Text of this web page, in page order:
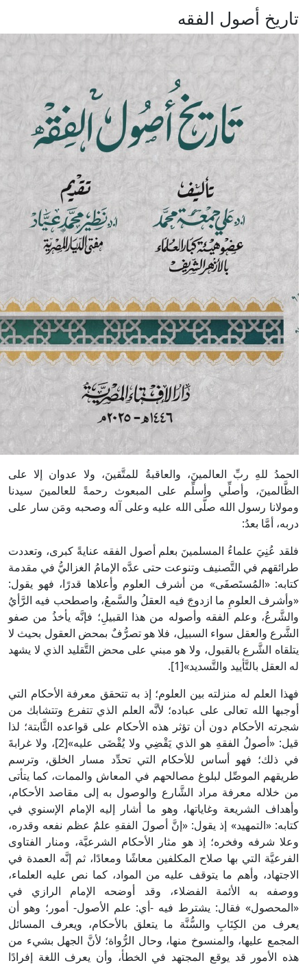
تاريخ أصول الفقه
الحمدُ للهِ ربِّ العالمينَ، والعاقبةُ للمتَّقينَ، ولا عدوان إلا على
الظَّالمينَ، وأصلِّي وأسلِّم على المبعوث رحمةً للعالمينَ سيدنا
ومولانا رسول الله صلَّى الله عليه وعلى آله وصحبه ومَن سار على
دربه، أمَّا بعدُ:
فلقد عُنِيَ علماءُ المسلمينَ بعلم أصول الفقه عنايةً كبرى، وتعددت
طرائقهم في التَّصنيف وتنوعت حتى عدَّه الإمامُ الغزاليُّ في مقدمة
كتابه: «المُستَصفَى» من أشرف العلوم وأعلاها قدرًا، فهو يقول:
«وأشرف العلومِ ما ازدوجَ فيه العقلُ والسَّمعُ، واصطحب فيه الرَّأيُ
والشَّرعُ، وعلم الفقه وأصوله من هذا القبيلِ؛ فإنَّه يأخذُ من صفو
الشَّرع والعقل سواء السبيل، فلا هو تصرُّفٌ بمحض العقول بحيث لا
يتلقاه الشَّرع بالقبول، ولا هو مبني على محض التَّقليد الذي لا يشهد
له العقل بالتَّأييد والتَّسديد»[1].
فهذا العلم له منزلته بين العلوم؛ إذ به تتحقق معرفة الأحكام التي
أوجبها الله تعالى على عباده؛ لأنَّه العلم الذي تتفرع وتتشابك من
شجرته الأحكام دون أن تؤثر هذه الأحكام على قواعده الثَّابتة؛ لذا
قيل: «أصولُ الفقهِ هو الذي يَقْضِي ولا يُقْضَى عليه»[2]، ولا غرابةَ
في ذلك؛ فهو أساس للأحكام التي تحدِّد مسار الخلق، وترسم
طريقهم الموصِّل لبلوغ مصالحهم في المعاش والممات، كما يتأتى
من خلاله معرفة مراد الشَّارع والوصول به إلى مقاصد الأحكام،
وأهداف الشريعة وغاياتها، وهو ما أشار إليه الإمام الإسنوي في
كتابه: «التمهيد» إذ يقول: «إنَّ أصولَ الفقهِ علمٌ عظم نفعه وقدره،
وعلا شرفه وفخره؛ إذ هو مثار الأحكام الشرعيَّة، ومنار الفتاوى
الفرعيَّة التي بها صلاح المكلفين معاشًا ومعادًا، ثم إنَّه العمدة في
الاجتهاد، وأهم ما يتوقف عليه من المواد، كما نص عليه العلماء،
ووصفه به الأئمة الفضلاء، وقد أوضحه الإمام الرازي في
«المحصول» فقال: يشترط فيه -أي: علم الأصول- أمور؛ وهو أن
يعرف من الكِتَابِ والسُّنَّة ما يتعلق بالأحكام، ويعرف المسائل
المجمع عليها، والمنسوخ منها، وحال الرُّواة؛ لأنَّ الجهل بشيء من
هذه الأمور قد يوقع المجتهد في الخطأ، وأن يعرف اللغة إفرادًا